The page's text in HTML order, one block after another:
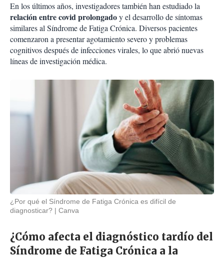
En los últimos años, investigadores también han estudiado la
relación entre covid prolongadoy el desarrollo de síntomas
similares al Síndrome de Fatiga Crónica. Diversos pacientes
comenzaron a presentar agotamiento severo y problemas
cognitivos después de infecciones virales, lo que abrió nuevas
líneas de investigación médica.
¿Por qué el Síndrome de Fatiga Crónica es difícil de
diagnosticar?
Canva
¿Cómo afecta el diagnóstico tardío del
Síndrome de Fatiga Crónica a la